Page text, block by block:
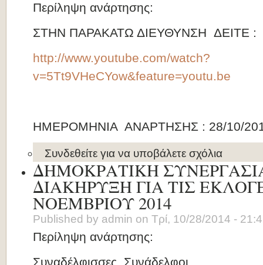
Περίληψη ανάρτησης:
ΣΤΗΝ ΠΑΡΑΚΑΤΩ ΔΙΕΥΘΥΝΣΗ ΔΕΙΤΕ :
http://www.youtube.com/watch?
v=5Tt9VHeCYow&feature=youtu.be
ΗΜΕΡΟΜΗΝΙΑ ΑΝΑΡΤΗΣΗΣ : 28/10/
Συνδεθείτε για να υποβάλετε σχόλια
ΔΗΜΟΚΡΑΤΙΚΗ
ΔΙΑΚΗΡΥΞΗ ΓΙΑ ΤΙΣ
ΝΟΕΜΒΡΙΟΥ 2014
Published by admin on Τρί, 10/28/2014 -
Περίληψη ανάρτησης:
Συναδέλφισσες, Συνάδελφοι